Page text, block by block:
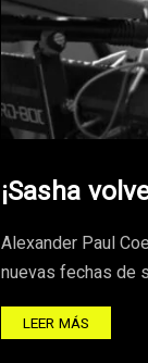
¡Sasha
Alexander Paul
nuevas fechas de
LEER MÁS